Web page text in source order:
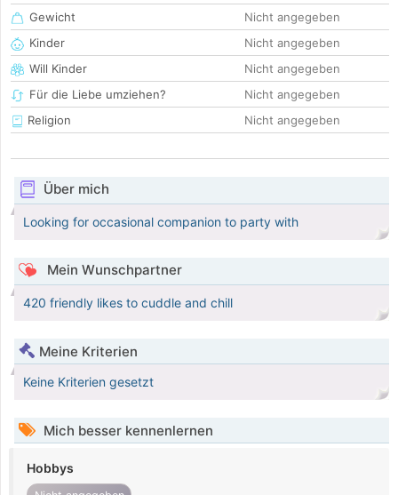
Gewicht
Nicht angegeben
Kinder
Nicht angegeben
Will Kinder
Nicht angegeben
Für die Liebe umziehen?
Nicht angegeben
Religion
Nicht angegeben
Über mich
Looking for occasional companion to party with
Mein Wunschpartner
420 friendly likes to cuddle and chill
Meine Kriterien
Keine Kriterien gesetzt
Mich besser kennenlernen
Hobbys